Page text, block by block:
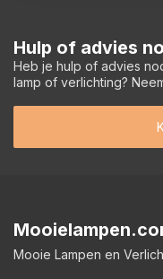
Hulp of advies
Heb je hulp of advies
lamp of verlichting?
Mooie Lampen en